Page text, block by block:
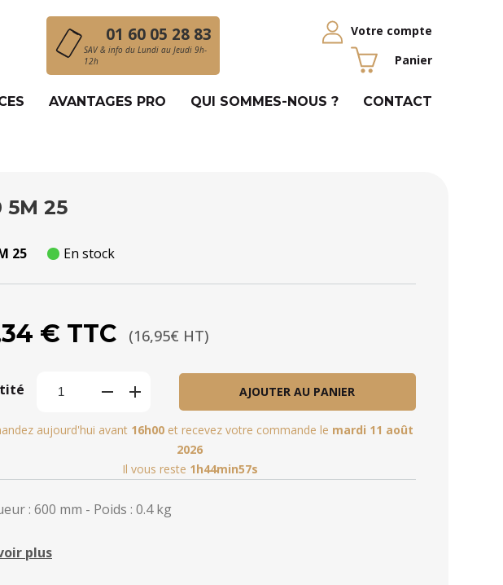
01 60 05 28 83
SAV & info du Lundi au Jeudi 9h-
12h
Votre compte
Panier
AVANTAGES PRO QUI SOMMES-NOUS ? CONTACT
5M 25
25 En stock
€ TTC (16,95€ HT)
AJOUTER AU PANIER
aujourd'hui avant 16h00 et recevez votre commande le mardi 11 août
2026
Il vous reste 1h44min56s
: 600 mm - Poids : 0.4 kg
plus